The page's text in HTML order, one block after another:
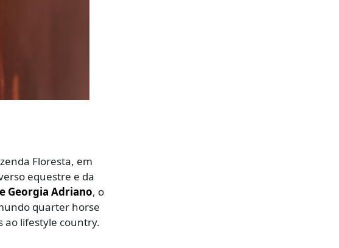
Floresta, em
equestre e da
Georgia Adriano, o
quarter horse
ao lifestyle country.